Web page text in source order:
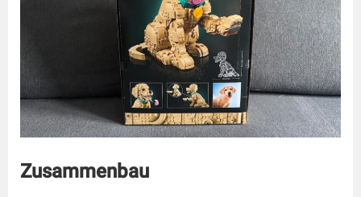
Zusammenbau